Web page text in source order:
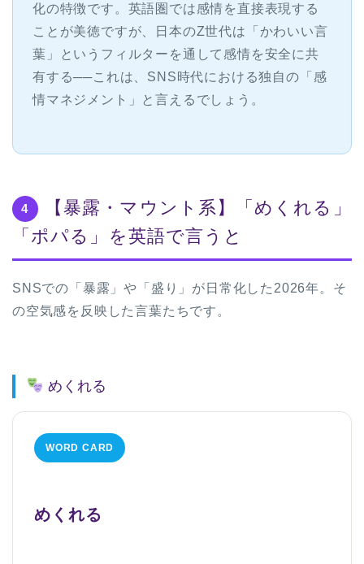
化の特徴です。英語圏では感情を直接表現する
ことが美徳ですが、日本のZ世代は「かわいい言
葉」というフィルターを通して感情を安全に共
有する──これは、SNS時代における独自の「感
情マネジメント」と言えるでしょう。
4
【暴露・マウント系】「めくれる」
「ポパる」を英語で言うと
SNSでの「暴露」や「盛り」が日常化した2026年。そ
の空気感を反映した言葉たちです。
めくれる
WORD CARD
めくれる